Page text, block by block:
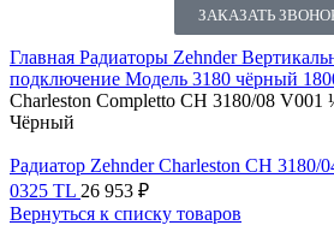
ЗАКАЗАТЬ
Главная Радиаторы Zehnder
подключение Модель 3180 чёрный
Charleston Completto CH 3180/08
Чёрный
Радиатор Zehnder Charleston CH 3180/
0325 TL 26 953 ₽
Вернуться к списку товаров